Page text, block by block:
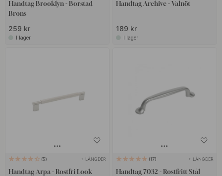
Handtag Brooklyn - Borstad
Brons
259 kr
I lager
Handtag Archive - Valnöt
189 kr
I lager
5 + LÄNGDER
Handtag Arpa - Rostfri Look
17 + LÄNGDER
Handtag 7032 - Rostfritt Stål